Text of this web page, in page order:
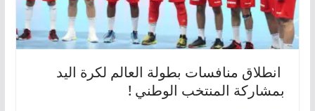
انطلاق منافسات بطولة العالم لكرة اليد
بمشاركة المنتخب الوطني !